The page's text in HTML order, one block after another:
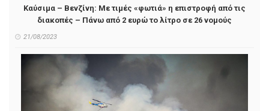
Καύσιμα – Βενζίνη: Με τιμές «φωτιά» η επιστροφή από τις
διακοπές – Πάνω από 2 ευρώ το λίτρο σε 26 νομούς
21/08/2023